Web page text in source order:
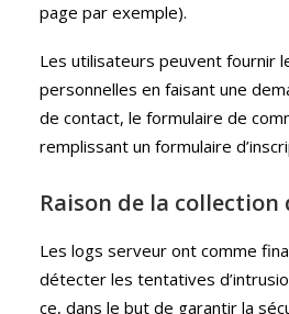
page par exemple).
Les utilisateurs peuvent fournir
personnelles en faisant une
de contact, le formulaire de
remplissant un formulaire
Raison de la collection
Les logs serveur ont comme
détecter les tentatives
ce, dans le but de garantir la